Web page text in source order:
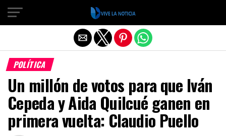
POLÍTICA
Un millón de votos para que Iván
Cepeda y Aida Quilcué ganen en
primera vuelta: Claudio Puello
Salir de la versión móvil